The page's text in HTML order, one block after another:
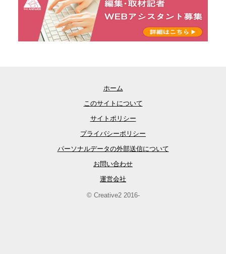
ホーム
このサイトについて
サイトポリシー
プライバシーポリシー
パーソナルデータの外部送信について
お問い合わせ
運営会社
© Creative2 2016-